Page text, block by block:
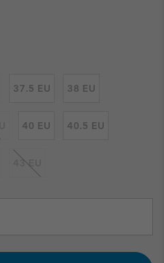
37.5 EU 38 EU
40 EU 40.5 EU
43 EU